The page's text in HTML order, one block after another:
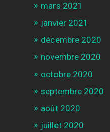
mars 2021
janvier 2021
décembre 2020
novembre 2020
octobre 2020
septembre 2020
août 2020
juillet 2020